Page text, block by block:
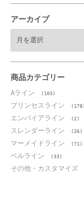
アーカイブ
ブ
商品カテゴリー
Aライン (103)
プリンセスライン (178)
エンパイアライン (2)
スレンダーライン (26)
マーメイドライン (71)
ベルライン (33)
その他・カスタマイズ